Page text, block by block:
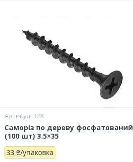
328
Саморіз по дереву фосфатований
(100 шт) 3.5×35
33 ₴/упаковка